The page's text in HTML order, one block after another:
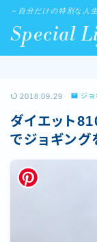
Special
～自分だけの特別な人
2018.09.29 ジョ
ダイエット
でジョギング